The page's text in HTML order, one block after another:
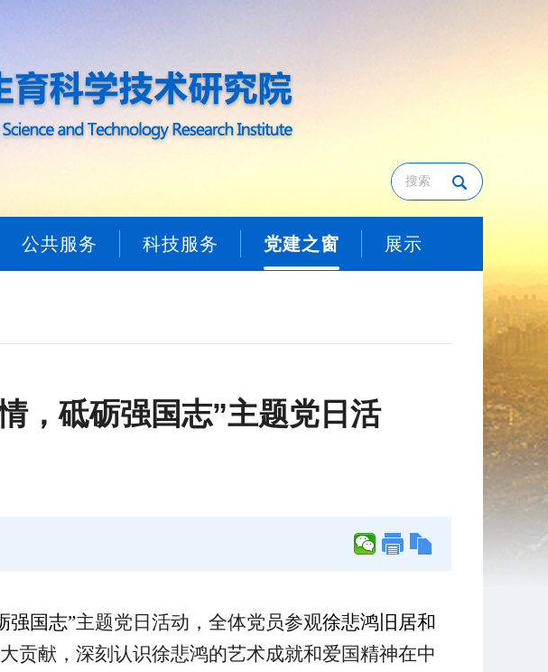
公共服务 科技服务 党建之窗 展示
，砥砺强国志”主题党日活
强国志”主题党日活动，全体党员参观徐悲鸿旧居和
贡献 ，深刻认识徐悲鸿的艺术成就和爱国精神在中